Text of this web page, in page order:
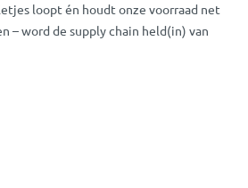
loopt én houdt onze voorraad net
– word de supply chain held(in) van